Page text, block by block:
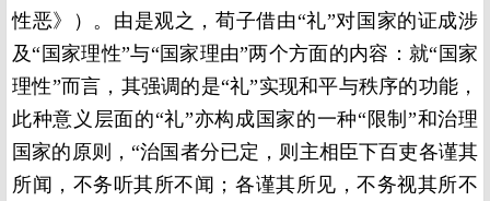
性恶》）。由是观之，荀子借由“礼”对国家的证成涉
及“国家理性”与“国家理由”两个方面的内容：就“国家
理性”而言，其强调的是“礼”实现和平与秩序的功能，
此种意义层面的“礼”亦构成国家的一种“限制”和治理
国家的原则，“治国者分已定，则主相臣下百吏各谨其
所闻，不务听其所不闻；各谨其所见，不务视其所不